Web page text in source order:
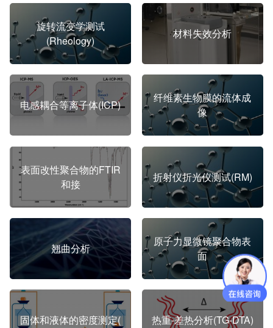
旋转流变学测试
(Rheology)
材料失效分析
电感耦合等离子体(ICP)
纤维素生物膜的流体成
像
表面改性聚合物的FTIR
和接
折射仪折光仪测试(RM)
翘曲分析
原子力显微镜聚合物表
面
固体和液体的密度测定( 热重-差热分析(TG-DTA)